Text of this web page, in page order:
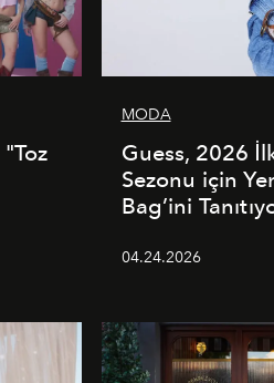
MODA
Guess, 2026
Sezonu için
Bag’ini
04.24.2026